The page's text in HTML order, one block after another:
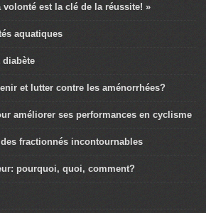
est la clé de la réussite! »
aquatiques
diabète
et lutter contre les aménorrhées?
améliorer ses performances en cyclisme
fractionnés incontournables
pourquoi, quoi, comment?